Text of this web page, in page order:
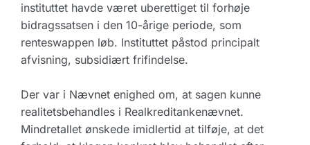
instituttet havde været uberettiget til forhøje
bidragssatsen i den 10-årige periode, som
renteswappen løb. Instituttet påstod principalt
afvisning, subsidiært frifindelse.
Der var i Nævnet enighed om, at sagen kunne
realitetsbehandles i Realkreditankenævnet.
Mindretallet ønskede imidlertid at tilføje, at det